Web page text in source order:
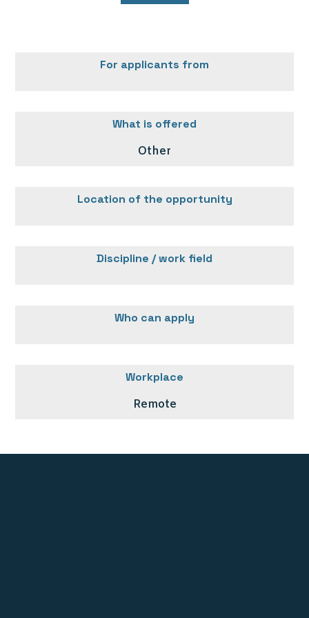
For applicants from
What is offered
Other
Location of the opportunity
Discipline / work field
Who can apply
Workplace
Remote